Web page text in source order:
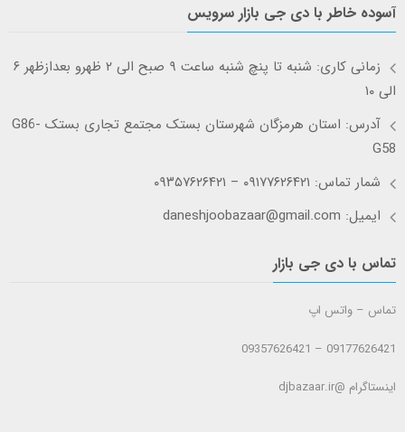
آسوده خاطر با دی جی بازار سرویس
زمانی کاری: شنبه تا پنچ شنبه ساعت ۹ صبح الی ۲ ظهرو بعدازظهر ۶
الی ۱۰
آدرس: استان هرمزگان شهرستان بستک مجتمع تجاری بستک G86-
G58
شمار تماس: ۰۹۱۷۷۶۲۶۴۲۱ – ۰۹۳۵۷۶۲۶۴۲۱
ایمیل: daneshjoobazaar@gmail.com
تماس با دی جی بازار
تماس – واتس اپ
09177626421 – 09357626421
اینستاگرام @djbazaar.ir